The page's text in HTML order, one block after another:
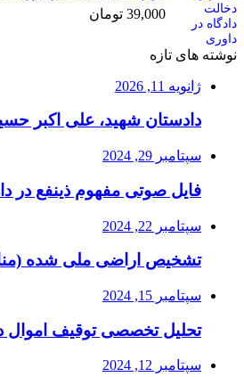
39,000 تومان
نوشته های تازه
ژانویه 11, 2026
دادستان شهید، علی اکبر
سپتامبر 29, 2024
فایل صوتی مفهوم ذینفع در
سپتامبر 22, 2024
تشخیص اراضی ملی شده
سپتامبر 15, 2024
تحلیل تخصصی توقیف اموال
سپتامبر 12, 2024